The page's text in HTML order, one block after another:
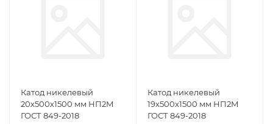
Катод никелевый
20х500х1500 мм НП2М
ГОСТ 849-2018
Катод никелевый
19х500х1500 мм НП2М
ГОСТ 849-2018